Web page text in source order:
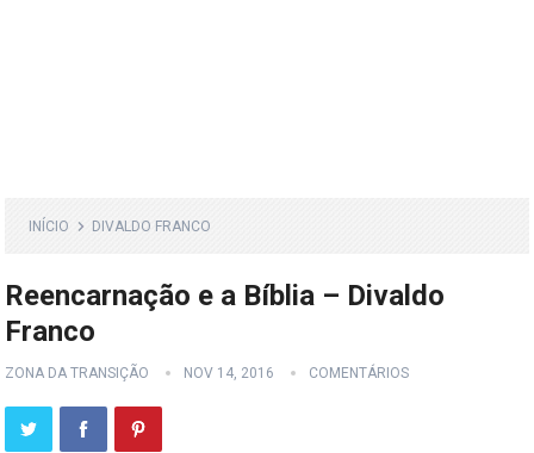
INÍCIO DIVALDO FRANCO
Reencarnação e a Bíblia – Divaldo
Franco
ZONA DA TRANSIÇÃO NOV 14, 2016 COMENTÁRIOS